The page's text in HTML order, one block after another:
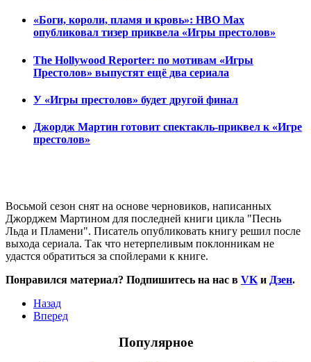
«Боги, короли, пламя и кровь»: HBO Max
опубликовал тизер приквела «Игры престолов»
The Hollywood Reporter: по мотивам «Игры
Престолов» выпустят ещё два сериала
У «Игры престолов» будет другой финал
Джордж Мартин готовит спектакль-приквел к «Игре
престолов»
Восьмой сезон снят на основе черновиков, написанных
Джорджем Мартином для последней книги цикла "Песнь
Льда и Пламени". Писатель опубликовать книгу решил после
выхода сериала. Так что нетерпеливым поклонникам не
удастся обратиться за спойлерами к книге.
Понравился материал? Подпишитесь на нас в VK и Дзен.
Назад
Вперед
Популярное